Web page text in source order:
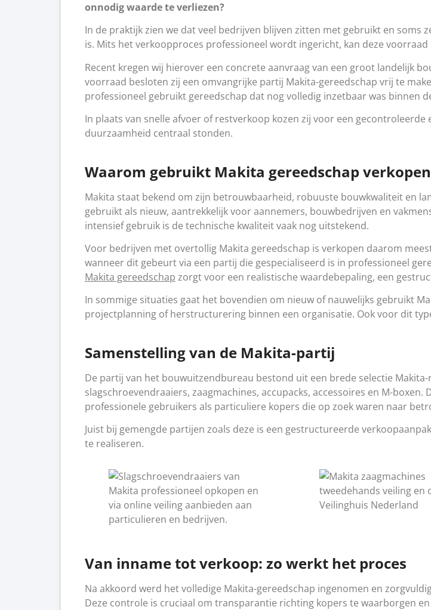
onnodig waarde te verliezen?
In de praktijk zien we dat veel bedrijven blijven zitten met gebruikt en soms
is. Mits het verkoopproces professioneel wordt ingericht, kan deze
Recent kregen wij hierover een concrete aanvraag van een groot landelijk
voorraad besloten zij een omvangrijke partij Makita-gereedschap vrij te
professioneel gebruikt gereedschap dat nog volledig inzetbaar was binnen
In plaats van snelle afvoer of restverkoop kozen zij voor een
duurzaamheid centraal stonden.
Waarom gebruikt Makita gereedschap
Makita staat bekend om zijn betrouwbaarheid, robuuste bouwkwaliteit en
gebruikt als nieuw, aantrekkelijk voor aannemers, bouwbedrijven en
intensief gebruik is de technische kwaliteit vaak nog uitstekend.
Voor bedrijven met overtollig Makita gereedschap is verkopen daarom
wanneer dit gebeurt via een partij die gespecialiseerd is in professioneel
Makita gereedschap zorgt voor een realistische waardebepaling, een
In sommige situaties gaat het bovendien om nieuw of nauwelijks gebruikt
projectplanning of herstructurering binnen een organisatie. Ook voor dit
Samenstelling van de Makita-partij
De partij van het bouwuitzendbureau bestond uit een brede selectie
slagschroevendraaiers, zaagmachines, accupacks, accessoires en M-
professionele gebruikers als particuliere kopers die op zoek waren naar
Juist bij gemengde partijen zoals deze is een gestructureerde
te realiseren.
Van inname tot verkoop: zo werkt het proces
Na akkoord werd het volledige Makita-gereedschap ingenomen en
Deze controle is cruciaal om transparantie richting kopers te waarborgen